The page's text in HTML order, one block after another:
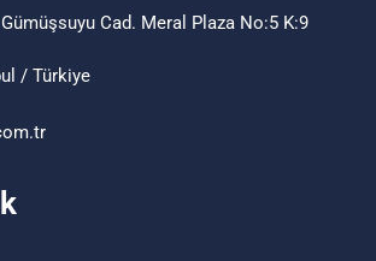
Cad. Meral Plaza No:5 K:9
/ Türkiye